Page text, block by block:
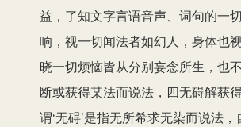
益，了知文字言语音声、词句的一
响，视一切闻法者如幻人，身体也
晓一切烦恼皆从分别妄念所生，也
断或获得某法而说法，四无碍解获
谓‘无碍’是指无所希求无染而说法